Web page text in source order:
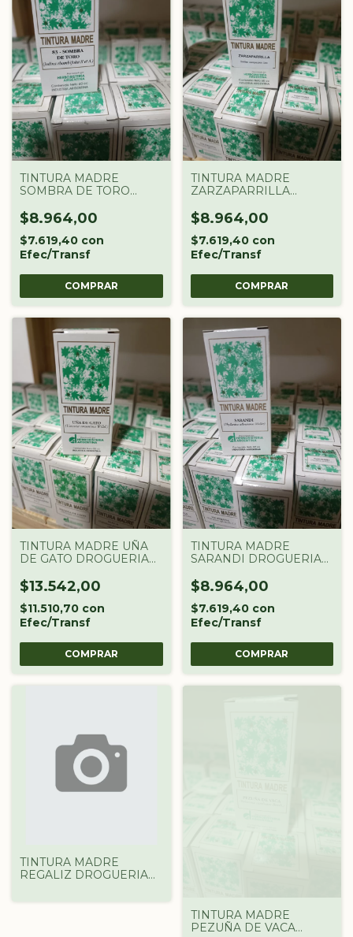
TINTURA MADRE
SOMBRA DE TORO
ARGENTINA X 60 CC
$8.964,00
$7.619,40 con
Efec/Transf
TINTURA MADRE
ZARZAPARRILLA
ARGENTINA X 60 CC
$8.964,00
$7.619,40 con
Efec/Transf
TINTURA MADRE UÑA
DE GATO DROGUERIA
$13.542,00
$11.510,70 con
Efec/Transf
TINTURA MADRE
SARANDI DROGUERIA
$8.964,00
$7.619,40 con
Efec/Transf
TINTURA MADRE
REGALIZ DROGUERIA
TINTURA MADRE
PEZUÑA DE VACA